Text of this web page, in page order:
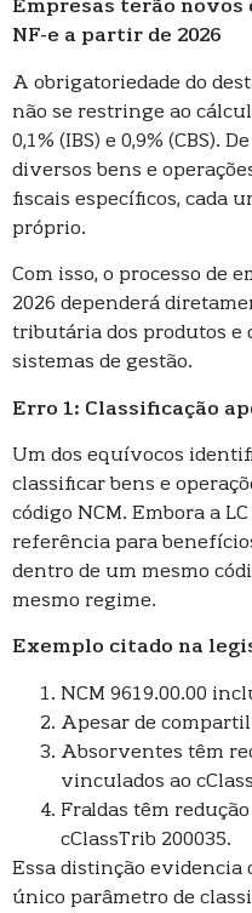
Empresas terão novos
NF-e a partir de 2026
A obrigatoriedade do
não se restringe ao
0,1% (IBS) e 0,9% (CBS).
diversos bens e
fiscais específicos, cada
próprio.
Com isso, o processo de
2026 dependerá
tributária dos produtos e
sistemas de gestão.
Erro 1: Classificação
Um dos equívocos
classificar bens e
código NCM. Embora a
referência para
dentro de um mesmo
mesmo regime.
Exemplo citado na
NCM 9619.00.00
Apesar de
Absorventes têm
vinculados ao
Fraldas têm
cClassTrib 200035.
Essa distinção evidencia
único parâmetro de